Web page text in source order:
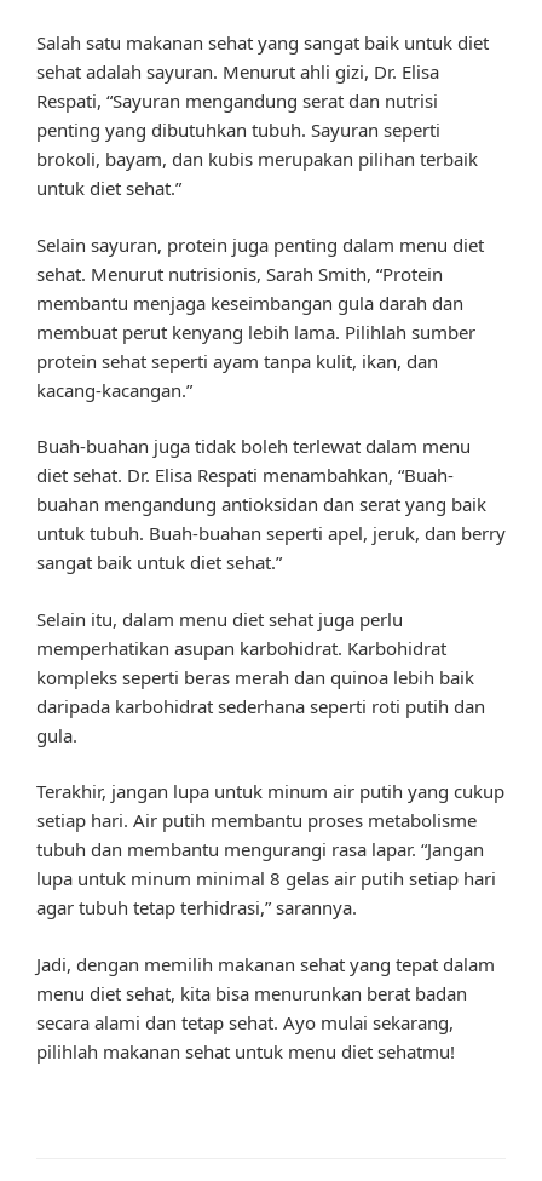
Salah satu makanan sehat yang sangat baik untuk diet
sehat adalah sayuran. Menurut ahli gizi, Dr. Elisa
Respati, “Sayuran mengandung serat dan nutrisi
penting yang dibutuhkan tubuh. Sayuran seperti
brokoli, bayam, dan kubis merupakan pilihan terbaik
untuk diet sehat.”
Selain sayuran, protein juga penting dalam menu diet
sehat. Menurut nutrisionis, Sarah Smith, “Protein
membantu menjaga keseimbangan gula darah dan
membuat perut kenyang lebih lama. Pilihlah sumber
protein sehat seperti ayam tanpa kulit, ikan, dan
kacang-kacangan.”
Buah-buahan juga tidak boleh terlewat dalam menu
diet sehat. Dr. Elisa Respati menambahkan, “Buah-
buahan mengandung antioksidan dan serat yang baik
untuk tubuh. Buah-buahan seperti apel, jeruk, dan berry
sangat baik untuk diet sehat.”
Selain itu, dalam menu diet sehat juga perlu
memperhatikan asupan karbohidrat. Karbohidrat
kompleks seperti beras merah dan quinoa lebih baik
daripada karbohidrat sederhana seperti roti putih dan
gula.
Terakhir, jangan lupa untuk minum air putih yang cukup
setiap hari. Air putih membantu proses metabolisme
tubuh dan membantu mengurangi rasa lapar. “Jangan
lupa untuk minum minimal 8 gelas air putih setiap hari
agar tubuh tetap terhidrasi,” sarannya.
Jadi, dengan memilih makanan sehat yang tepat dalam
menu diet sehat, kita bisa menurunkan berat badan
secara alami dan tetap sehat. Ayo mulai sekarang,
pilihlah makanan sehat untuk menu diet sehatmu!